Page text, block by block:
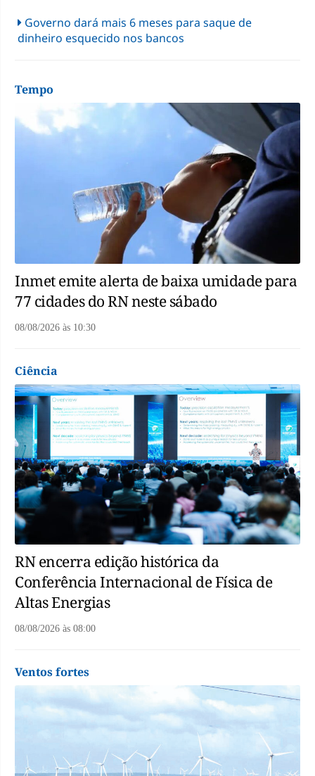
Governo dará mais 6 meses para saque de
dinheiro esquecido nos bancos
Tempo
Inmet emite alerta de baixa umidade para
77 cidades do RN neste sábado
08/08/2026 às 10:30
Ciência
RN encerra edição histórica da
Conferência Internacional de Física de
Altas Energias
08/08/2026 às 08:00
Ventos fortes